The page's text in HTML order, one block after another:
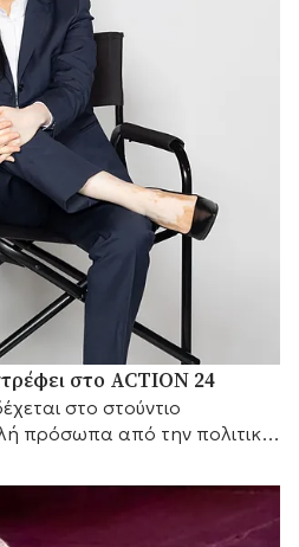
στο ACTION 24
στο στούντιο
πρόσωπα από την πολιτική